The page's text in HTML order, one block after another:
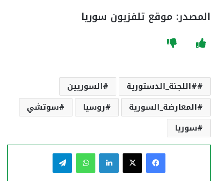
المصدر: موقع تلفزيون سوريا
#اللجنة_الدستورية
السوريين
المعارضة_السورية
روسيا
سوتشي
سوريا
فيسبوك لينكدإن واتساب